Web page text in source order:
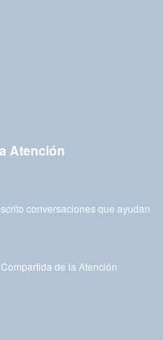
Atención
conversaciones que ayudan
de la Atención